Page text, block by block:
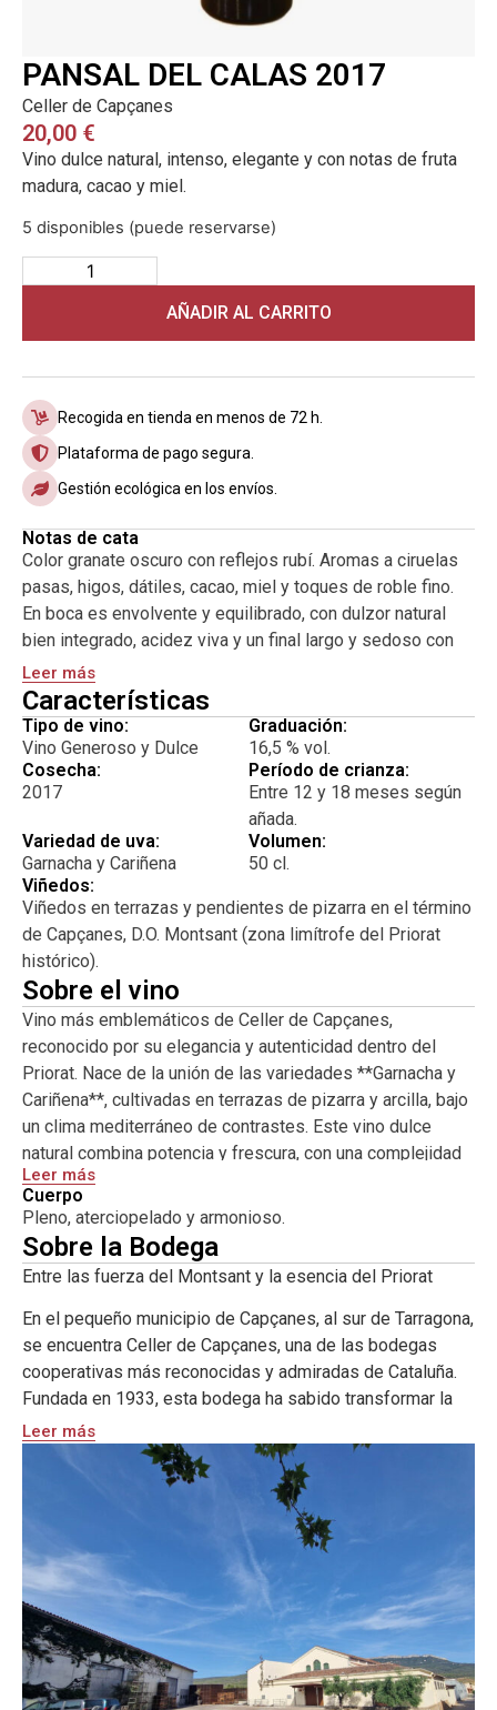
PANSAL DEL CALAS 2017
Celler de Capçanes
20,00 €
Vino dulce natural, intenso, elegante y con notas de fruta
madura, cacao y miel.
5 disponibles (puede reservarse)
AÑADIR AL CARRITO
Recogida en tienda en menos de 72 h.
Plataforma de pago segura.
Gestión ecológica en los envíos.
Notas de cata
Color granate oscuro con reflejos rubí. Aromas a ciruelas
pasas, higos, dátiles, cacao, miel y toques de roble fino.
En boca es envolvente y equilibrado, con dulzor natural
bien integrado, acidez viva y un final largo y sedoso con
recuerdos de chocolate amargo y frutos secos. Ideal con
postres de chocolate, quesos curados, frutas secas o
como vino de sobremesa.
Leer más
Características
Tipo de vino:
Vino Generoso y Dulce
Graduación:
16,5 % vol.
Cosecha:
2017
Período de crianza:
Entre 12 y 18 meses según
añada.
Variedad de uva:
Garnacha y Cariñena
Volumen:
50 cl.
Viñedos:
Viñedos en terrazas y pendientes de pizarra en el término
de Capçanes, D.O. Montsant (zona limítrofe del Priorat
histórico).
Sobre el vino
Vino más emblemáticos de Celler de Capçanes,
reconocido por su elegancia y autenticidad dentro del
Priorat. Nace de la unión de las variedades **Garnacha y
Cariñena**, cultivadas en terrazas de pizarra y arcilla, bajo
un clima mediterráneo de contrastes. Este vino dulce
natural combina potencia y frescura, con una complejidad
aromática que recuerda a frutas confitadas, cacao, miel y
especias.
Su nombre rinde homenaje al “Calàs”, una zona de viñedos
históricos de Capçanes, donde las cepas viejas expresan
paciencia, el saber hacer y el respeto por la tradición
vinícola
Leer más
Cuerpo
Pleno, aterciopelado y armonioso.
Sobre la Bodega
Entre las fuerza del Montsant y la esencia del Priorat
En el pequeño municipio de Capçanes, al sur de Tarragona,
se encuentra Celler de Capçanes, una de las bodegas
cooperativas más reconocidas y admiradas de Cataluña.
Fundada en 1933, esta bodega ha sabido transformar la
tradición en excelencia, combinando el trabajo de
viticultores locales con una enología moderna y
respetuosa con el entorno.
El viñedo, enclavado en un paisaje de montaña con suelos
de pizarra, arcilla y caliza, se cultiva bajo condiciones
extremas que confieren a las uvas una concentración y
frescura excepcionales. Garnacha y Cariñena son las
protagonistas indiscutibles de sus vinos, aunque la
bodega también trabaja variedades internacionales con
resultados sorprendentes.
Leer más